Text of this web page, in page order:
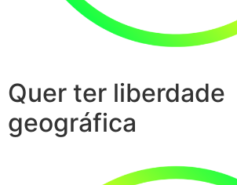
Quer ter liberdade
geográfica